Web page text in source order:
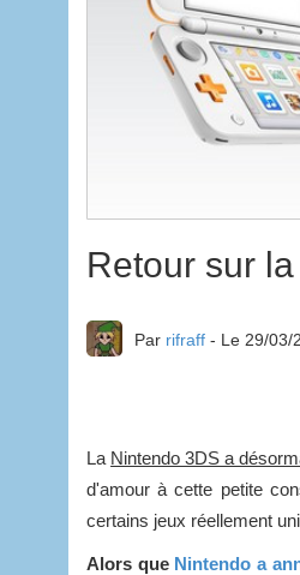
Retour sur
Par rifraff - Le 29/03/
La Nintendo 3DS a
d'amour à cette petite
certains jeux réellement
Alors que Nintendo a